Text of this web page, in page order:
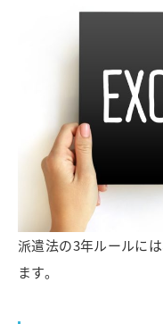
派遣法の3年ルールに
ます。